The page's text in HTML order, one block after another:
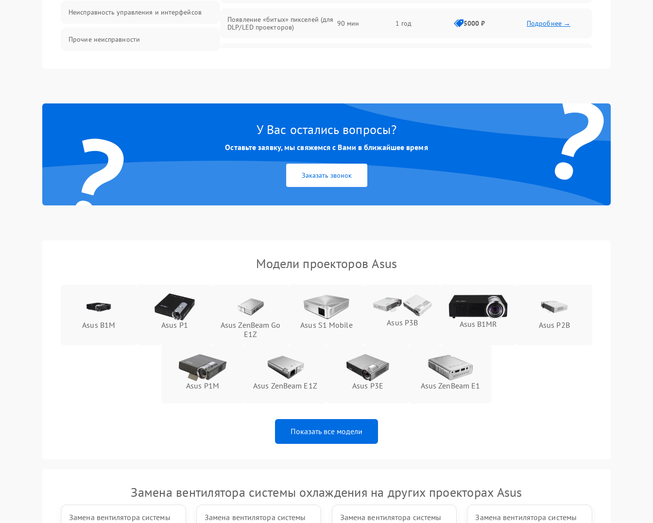
Неисправность управления и интерфейсов
Прочие неисправности
Появление «битых» пикселей (для
DLP/LED проекторов)
90 мин 1 год 5000 ₽ Подробнее →
Неравномерная подсветка экрана 1 год
Не работает автоматическая
коррекция трапеции (Keystone)
Подробнее →
Проблемы с масштабированием
Подробнее →
? ?
У Вас остались вопросы?
Оставьте заявку, мы свяжемся с Вами в ближайшее время
Заказать звонок
Модели проекторов Asus
Asus B1M Asus P1
Asus ZenBeam Go
E1Z
Asus S1 Mobile Asus P3B Asus B1MR Asus P2B
Asus P1M Asus ZenBeam E1Z Asus P3E Asus ZenBeam E1
Показать все модели
Замена вентилятора системы охлаждения на других проекторах Asus
Замена вентилятора системы
Замена вентилятора системы
Замена вентилятора системы
Замена вентилятора системы